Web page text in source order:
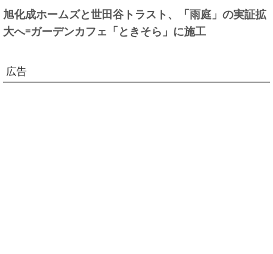
旭化成ホームズと世田谷トラスト、「雨庭」の実証拡
大へ=ガーデンカフェ「ときそら」に施工
広告